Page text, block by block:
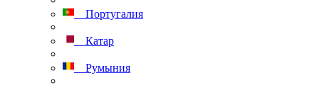
Португалия
Катар
Румыния